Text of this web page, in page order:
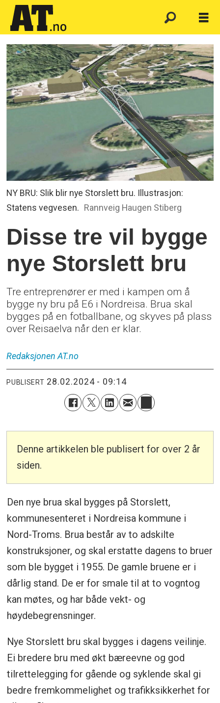
NY BRU: Slik blir nye Storslett bru. Illustrasjon:
Statens vegvesen. Rannveig Haugen Stiberg
Disse tre vil bygge
nye Storslett bru
Tre entreprenører er med i kampen om å
bygge ny bru på E6 i Nordreisa. Brua skal
bygges på en fotballbane, og skyves på plass
over Reisaelva når den er klar.
Redaksjonen AT.no
PUBLISERT 28.02.2024 - 09:14
Denne artikkelen ble publisert for over 2 år
siden.
Den nye brua skal bygges på Storslett,
kommunesenteret i Nordreisa kommune i
Nord-Troms. Brua består av to adskilte
konstruksjoner, og skal erstatte dagens to bruer
som ble bygget i 1955. De gamle bruene er i
dårlig stand. De er for smale til at to vogntog
kan møtes, og har både vekt- og
høydebegrensninger.
Nye Storslett bru skal bygges i dagens veilinje.
Ei bredere bru med økt bæreevne og god
tilrettelegging for gående og syklende skal gi
bedre fremkommelighet og trafikksikkerhet for